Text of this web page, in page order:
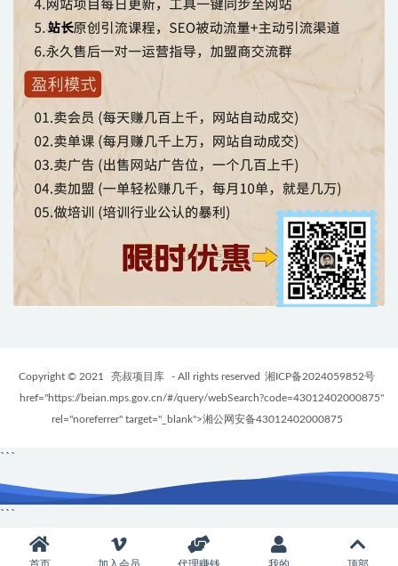
Copyright © 2021 亮叔项目库 - All rights reserved 湘ICP备2024059852号
href="https://beian.mps.gov.cn/#/query/webSearch?code=43012402000875"
rel="noreferrer" target="_blank">湘公网安备43012402000875
```
```